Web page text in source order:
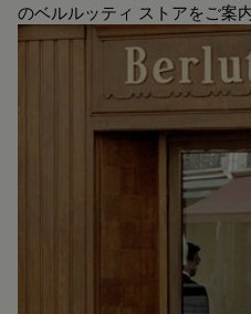
のベルルッティ ストアをご案